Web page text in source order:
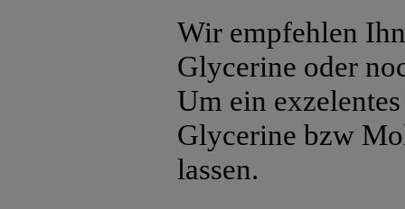
Wir empfehlen
Glycerine oder
Um ein
Glycerine bzw
lassen.